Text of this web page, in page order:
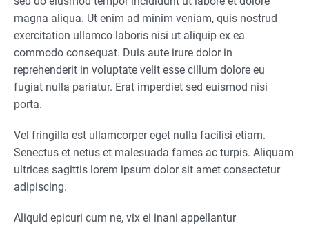
magna aliqua. Ut enim ad minim veniam, quis nostrud
exercitation ullamco laboris nisi ut aliquip ex ea
commodo consequat. Duis aute irure dolor in
reprehenderit in voluptate velit esse cillum dolore eu
fugiat nulla pariatur. Erat imperdiet sed euismod nisi
porta.
Vel fringilla est ullamcorper eget nulla facilisi etiam.
Senectus et netus et malesuada fames ac turpis. Aliquam
ultrices sagittis lorem ipsum dolor sit amet consectetur
adipiscing.
Aliquid epicuri cum ne, vix ei inani appellantur